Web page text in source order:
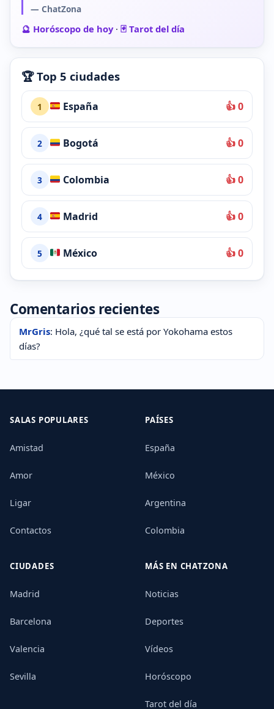
— ChatZona
🔮 Horóscopo de hoy· 🃏 Tarot del día
🏆 Top 5 ciudades
1 España 👍 0
2 Bogotá 👍 0
3 Colombia 👍 0
4 Madrid 👍 0
5 México 👍 0
Comentarios recientes
MrGris: Hola, ¿qué tal se está por Yokohama estos
días?
SALAS POPULARES
Amistad
Amor
Ligar
Contactos
PAÍSES
España
México
Argentina
Colombia
CIUDADES
Madrid
Barcelona
Valencia
Sevilla
MÁS EN CHATZONA
Noticias
Deportes
Vídeos
Horóscopo
Tarot del día